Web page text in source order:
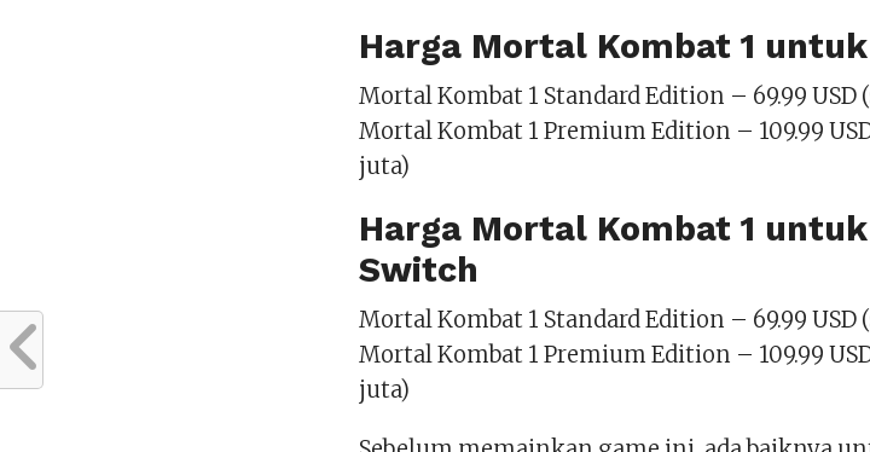
Harga Mortal Kombat 1
Mortal Kombat 1 Standard Edition – 69.99 USD
Mortal Kombat 1 Premium Edition – 109.99
juta)
Harga Mortal Kombat 1
Switch
Mortal Kombat 1 Standard Edition – 69.99 USD
Mortal Kombat 1 Premium Edition – 109.99
juta)